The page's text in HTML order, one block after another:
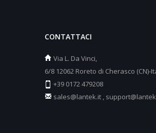
CONTATTACI
Via L. Da Vinci,
6/8 12062 Roreto di Cherasco (CN)-
+39 0172 479208
sales@lantek.it ,